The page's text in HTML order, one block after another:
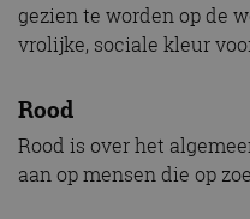
gezien te worden op de
vrolijke, sociale kleur
Rood
Rood is over het
aan op mensen die op